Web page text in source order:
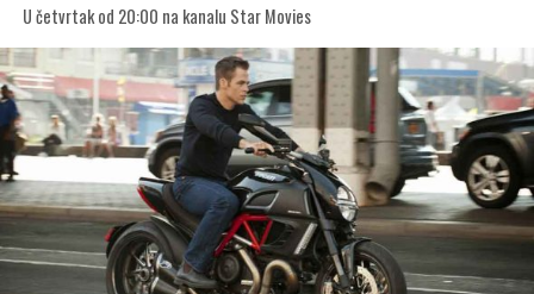
U četvrtak od 20:00 na kanalu Star Movies